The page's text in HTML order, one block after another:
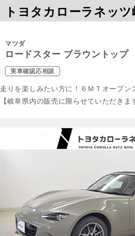
トヨタカローラネッツ
マツダ
ロードスター ブラウントップ
実車確認応相談
走りを楽しみたい方に！６ＭＴオープン
【岐阜県内の販売に限らせていただきま